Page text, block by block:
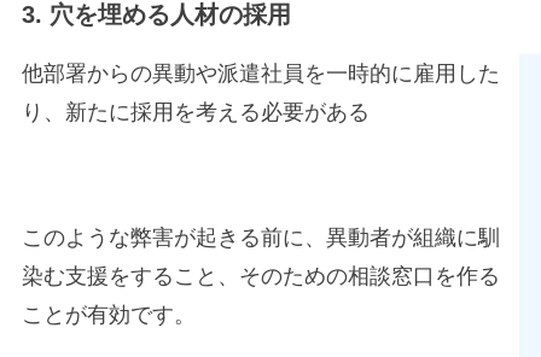
3. 穴を埋める人材の採用
他部署からの異動や派遣社員を一時的に雇用した
り、新たに採用を考える必要がある
このような弊害が起きる前に、異動者が組織に馴
染む支援をすること、そのための相談窓口を作る
ことが有効です。